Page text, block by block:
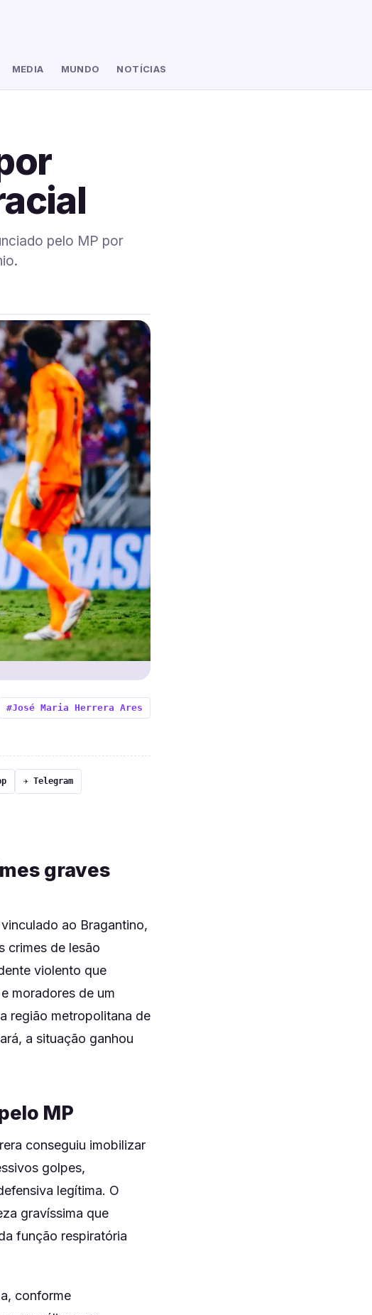
MEDIA MUNDO NOTÍCIAS
pelo MP por
#José Maria Herrera Ares
✈ Telegram
graves
ao Bragantino,
crimes de lesão
violento que
moradores de um
região metropolitana de
a situação ganhou
MP
conseguiu imobilizar
golpes,
legítima. O
gravíssima que
função respiratória
conforme